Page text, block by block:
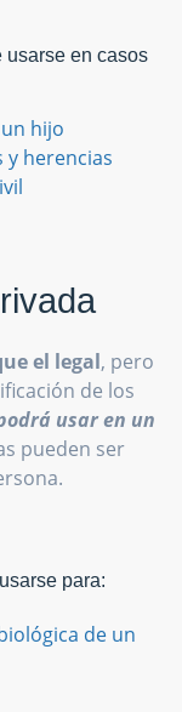
usarse en casos
hijo
y herencias
el legal, pero
de los
usar en un
pueden ser
para:
de un